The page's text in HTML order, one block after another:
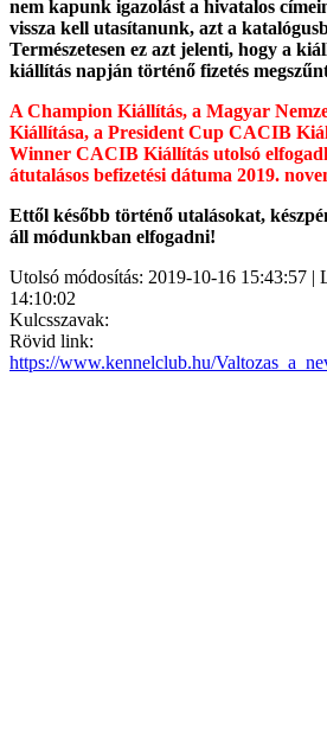
nem kapunk igazolást a hivatalos
vissza kell utasítanunk, azt a
Természetesen ez azt jelenti, hogy a
kiállítás napján történő fizetés
A Champion Kiállítás, a Magyar
Kiállítása, a President Cup CACIB
Winner CACIB Kiállítás utolsó
átutalásos befizetési dátuma 2019.
Ettől később történő utalásokat,
áll módunkban elfogadni!
Utolsó módosítás: 2019-10-16 15:43:57 |
14:10:02
Kulcsszavak:
Rövid link:
https://www.kennelclub.hu/